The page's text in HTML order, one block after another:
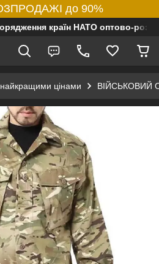
до 90%
країн НАТО оптово-
найкращими цінами ВІЙСЬКОВИЙ